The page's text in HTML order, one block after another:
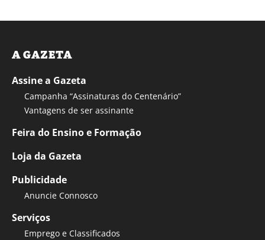
A GAZETA
Assine a Gazeta
Campanha “Assinaturas do Centenário”
Vantagens de ser assinante
Feira do Ensino e Formação
Loja da Gazeta
Publicidade
Anuncie Connosco
Serviços
Emprego e Classificados